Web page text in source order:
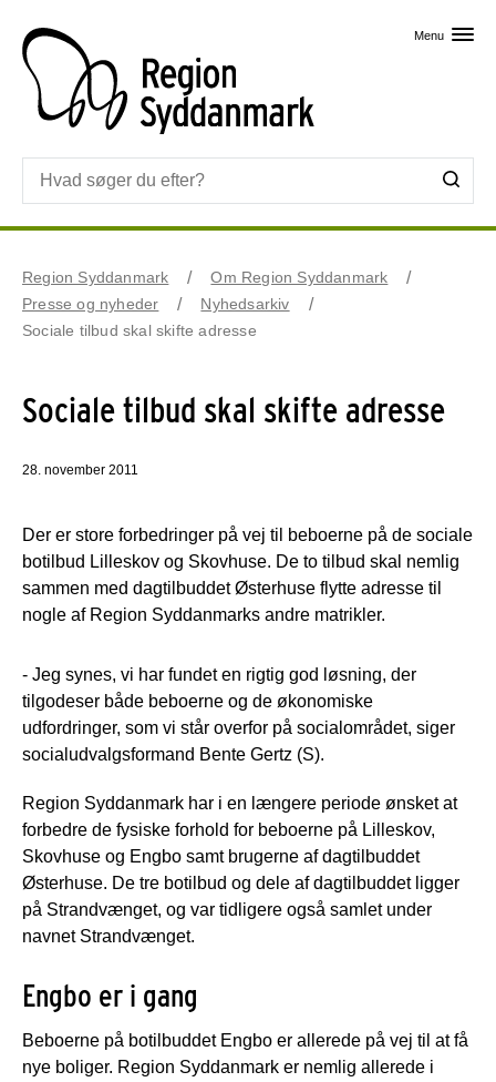
Menu
Region Syddanmark
Om Region Syddanmark
Presse og nyheder
Nyhedsarkiv
Sociale tilbud skal skifte adresse
Sociale tilbud skal skifte adresse
28. november 2011
Der er store forbedringer på vej til beboerne på de sociale
botilbud Lilleskov og Skovhuse. De to tilbud skal nemlig
sammen med dagtilbuddet Østerhuse flytte adresse til
nogle af Region Syddanmarks andre matrikler.
- Jeg synes, vi har fundet en rigtig god løsning, der
tilgodeser både beboerne og de økonomiske
udfordringer, som vi står overfor på socialområdet, siger
socialudvalgsformand Bente Gertz (S).
Region Syddanmark har i en længere periode ønsket at
forbedre de fysiske forhold for beboerne på Lilleskov,
Skovhuse og Engbo samt brugerne af dagtilbuddet
Østerhuse. De tre botilbud og dele af dagtilbuddet ligger
på Strandvænget, og var tidligere også samlet under
navnet Strandvænget.
Engbo er i gang
Beboerne på botilbuddet Engbo er allerede på vej til at få
nye boliger. Region Syddanmark er nemlig allerede i